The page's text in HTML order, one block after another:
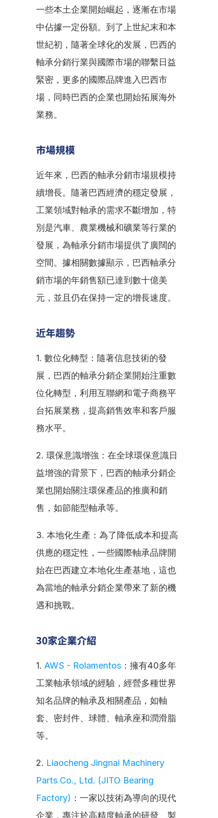
一些本土企業開始崛起，逐漸在市場
中佔據一定份額。到了上世紀末和本
世紀初，隨著全球化的发展，巴西的
軸承分銷行業與國際市場的聯繫日益
緊密，更多的國際品牌進入巴西市
場，同時巴西的企業也開始拓展海外
業務。
市場規模
近年來，巴西的軸承分銷市場規模持
續增長。隨著巴西經濟的穩定發展，
工業領域對軸承的需求不斷增加，特
別是汽車、農業機械和礦業等行業的
發展，為軸承分銷市場提供了廣闊的
空間。據相關數據顯示，巴西軸承分
銷市場的年銷售額已達到數十億美
元，並且仍在保持一定的增長速度。
近年趨勢
1. 數位化轉型：隨著信息技術的發
展，巴西的軸承分銷企業開始注重數
位化轉型，利用互聯網和電子商務平
台拓展業務，提高銷售效率和客戶服
務水平。
2. 環保意識增強：在全球環保意識日
益增強的背景下，巴西的軸承分銷企
業也開始關注環保產品的推廣和銷
售，如節能型軸承等。
3. 本地化生產：為了降低成本和提高
供應的穩定性，一些國際軸承品牌開
始在巴西建立本地化生產基地，這也
為當地的軸承分銷企業帶來了新的機
遇和挑戰。
30家企業介紹
1. AWS - Rolamentos ：擁有40多年
工業軸承領域的經驗，經營多種世界
知名品牌的軸承及相關產品，如軸
套、密封件、球體、軸承座和潤滑脂
等。
2. Liaocheng Jingnai Machinery
Parts Co., Ltd. (JITO Bearing
Factory) ：一家以技術為導向的現代
企業，專注於高精度軸承的研發、製